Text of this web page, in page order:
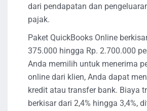
dari pendapatan dan
pajak.
Paket QuickBooks Online
375.000 hingga Rp. 2.700.000
Anda memilih untuk menerima
online dari klien, Anda dapat
kredit atau transfer bank. Biaya
berkisar dari 2,4% hingga 3,4%,